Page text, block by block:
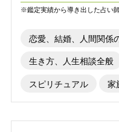
※鑑定実績から導き出した占い
恋愛、結婚、人間関係
生き方、人生相談全般
スピリチュアル 家